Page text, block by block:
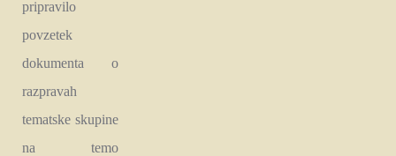
pripravilo
povzetek
dokumenta o
razpravah
tematske skupine
na temo